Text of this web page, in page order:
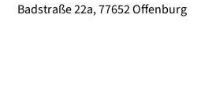
Badstraße 22a, 77652 Offenburg